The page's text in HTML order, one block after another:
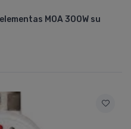
MOA 300W su